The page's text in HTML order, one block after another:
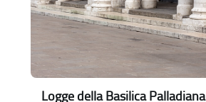
Logge della Basilica Palladiana